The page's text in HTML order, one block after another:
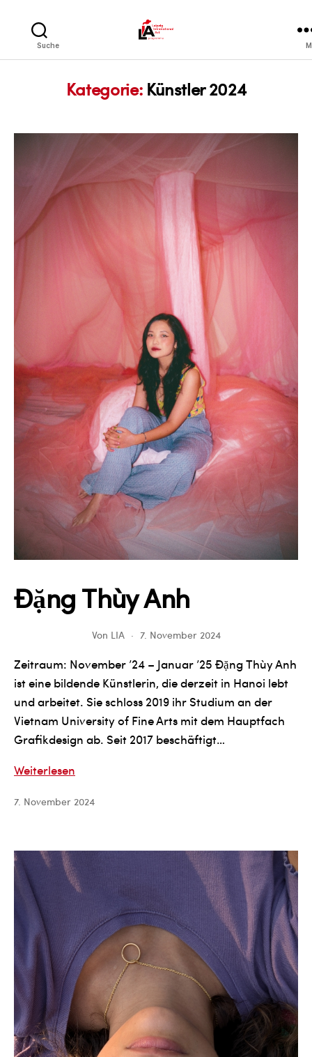
Suche
Kategorie: Künstler 2024
Đặng Thùy Anh
Von LIA 7. November 2024
Zeitraum: November ’24 – Januar ’25 Đặng Thùy Anh
ist eine bildende Künstlerin, die derzeit in Hanoi lebt
und arbeitet. Sie schloss 2019 ihr Studium an der
Vietnam University of Fine Arts mit dem Hauptfach
Grafikdesign ab. Seit 2017 beschäftigt…
Weiterlesen
Anh
7. November 2024